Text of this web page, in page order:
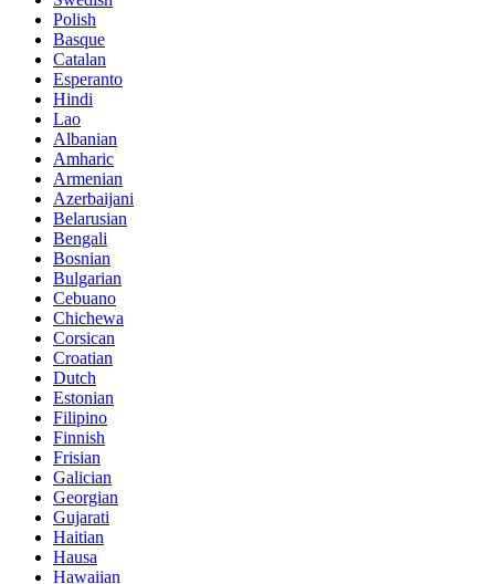
Polish
Basque
Catalan
Esperanto
Hindi
Lao
Albanian
Amharic
Armenian
Azerbaijani
Belarusian
Bengali
Bosnian
Bulgarian
Cebuano
Chichewa
Corsican
Croatian
Dutch
Estonian
Filipino
Finnish
Frisian
Galician
Georgian
Gujarati
Haitian
Hausa
Hawaiian